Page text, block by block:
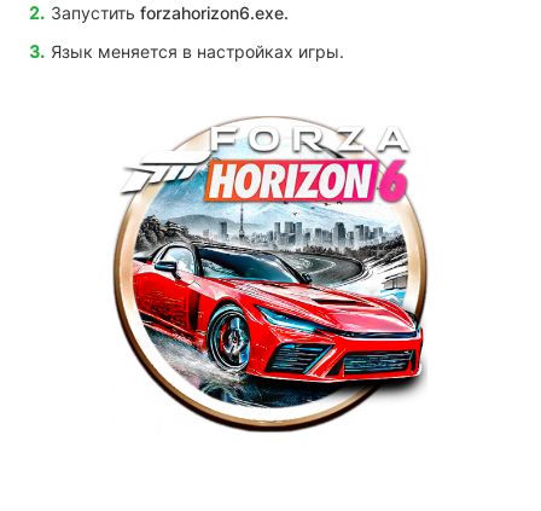
Запустить forzahorizon6.exe.
Язык меняется в настройках игры.